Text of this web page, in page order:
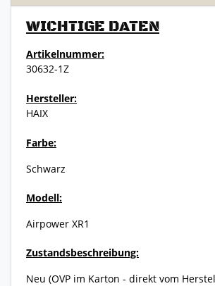
WICHTIGE DATEN
Artikelnummer:
30632-1Z
Hersteller:
HAIX
Farbe:
Schwarz
Modell:
Airpower XR1
Zustandsbeschreibung:
Neu (OVP im Karton - direkt vom